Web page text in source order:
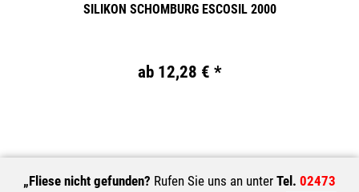
SILIKON SCHOMBURG ESCOSIL 2000
ab 12,28 € *
„Fliese nicht gefunden? Rufen Sie uns an unter Tel. 02473